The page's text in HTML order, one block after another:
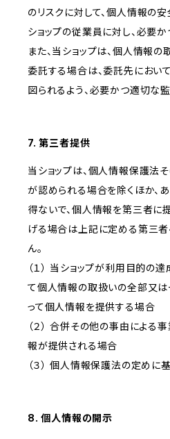
のリスクに対して、個人情報の
ショップの従業員に対し、必要
また、当ショップは、個人情報
委託する場合は、委託先におい
図られるよう、必要かつ適切な
7. 第三者提供
当ショップは、個人情報保護法
が認められる場合を除くほか、
得ないで、個人情報を第三者に
げる場合は上記に定める第三
ん。
（１） 当ショップが利用目的の
て個人情報の取扱いの全部又
って個人情報を提供する場合
（２） 合併その他の事由による
報が提供される場合
（３） 個人情報保護法の定め
8. 個人情報の開示